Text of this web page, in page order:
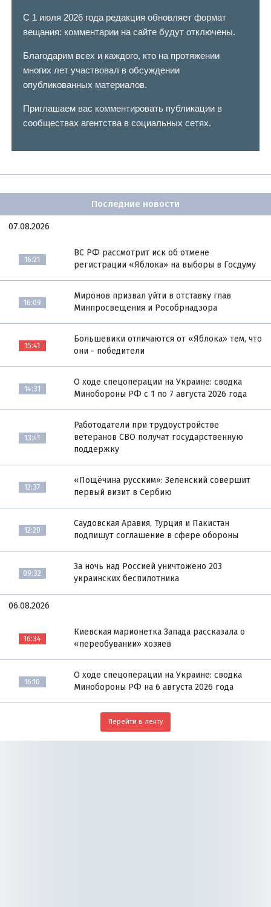
С 1 июля 2026 года редакция обновляет формат
вещания: комментарии на сайте будут отключены.
Благодарим всех и каждого, кто на протяжении
многих лет участвовал в обсуждении
опубликованных материалов.
Приглашаем вас комментировать публикации в
сообществах агентства в социальных сетях.
Последние новости
07.08.2026
16:21
ВС РФ рассмотрит иск об отмене
регистрации «Яблока» на выборы в Госдуму
16:09
Миронов призвал уйти в отставку глав
Минпросвещения и Рособрнадзора
15:41
Большевики отличаются от «Яблока» тем, что
они - победители
14:31
О ходе спецоперации на Украине: сводка
Минобороны РФ с 1 по 7 августа 2026 года
13:41
Работодатели при трудоустройстве
ветеранов СВО получат государственную
поддержку
12:37
«Пощёчина русским»: Зеленский совершит
первый визит в Сербию
12:20
Саудовская Аравия, Турция и Пакистан
подпишут соглашение в сфере обороны
09:32
За ночь над Россией уничтожено 203
украинских беспилотника
06.08.2026
16:34
Киевская марионетка Запада рассказала о
«переобувании» хозяев
16:10
О ходе спецоперации на Украине: сводка
Минобороны РФ на 6 августа 2026 года
Перейти в ленту